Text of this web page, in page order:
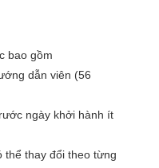
bao gồm
dẫn viên (56
ngày khởi hành ít
thay đổi theo từng